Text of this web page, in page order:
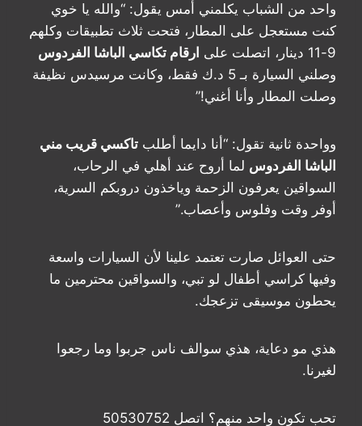
واحد من الشباب يكلمني أمس يقول: “والله يا خوي
كنت مستعجل على المطار، فتحت ثلاث تطبيقات وكلهم
9-11 دينار، اتصلت على
ارقام تكاسي الباشا الفردوس
وصلني السيارة بـ 5 د.ك فقط، وكانت مرسيدس نظيفة
وصلت المطار وأنا أغني!”
وواحدة ثانية تقول: “أنا دايما أطلب تاكسي قريب مني
الباشا الفردوس لما أروح عند أهلي في الرحاب،
السواقين يعرفون الزحمة وياخذون دروبكم السرية،
أوفر وقت وفلوس وأعصاب.”
حتى العوائل صارت تعتمد علينا لأن السيارات واسعة
وفيها كراسي أطفال لو تبي، والسواقين محترمين ما
يحطون موسيقى تزعجك.
هذي مو دعاية، هذي سوالف ناس جربوا وما رجعوا
لغيرنا.
تحب تكون واحد منهم؟ اتصل 50530752